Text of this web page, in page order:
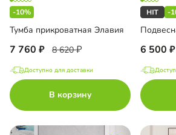
-10%
Тумба прикроватная Элавия
7 760 8 620
Доступно для доставки
В корзину
-
6 500